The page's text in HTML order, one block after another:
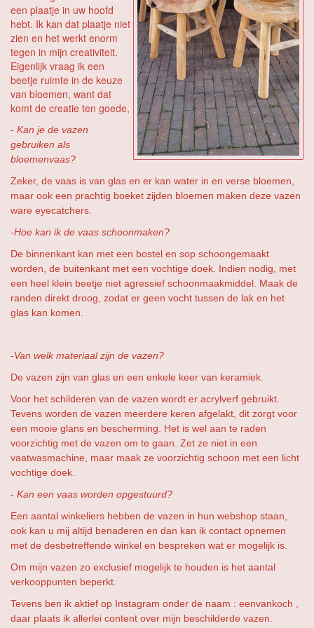
een plaatje in uw hoofd
hebt. Ik kan dat plaatje niet
zien en het werkt enorm
tegen in mijn creativiteit.
Eigenlijk vraag ik een
beetje ruimte in de keuze
van bloemen, want dat
komt de creatie ten goede,
- Kan je de vazen
gebruiken als
bloemenvaas?
Zeker, de vaas is van glas en er kan water in en verse bloemen,
maar ook een prachtig boeket zijden bloemen maken deze vazen
ware eyecatchers.
-Hoe kan ik de vaas schoonmaken?
De binnenkant kan met een bostel en sop schoongemaakt
worden, de buitenkant met een vochtige doek. Indien nodig, met
een heel klein beetje niet agressief schoonmaakmiddel. Maak de
randen direkt droog, zodat er geen vocht tussen de lak en het
glas kan komen.
-Van welk materiaal zijn de vazen?
De vazen zijn van glas en een enkele keer van keramiek.
Voor het schilderen van de vazen wordt er acrylverf gebruikt.
Tevens worden de vazen meerdere keren afgelakt, dit zorgt voor
een mooie glans en bescherming. Het is wel aan te raden
voorzichtig met de vazen om te gaan. Zet ze niet in een
vaatwasmachine, maar maak ze voorzichtig schoon met een licht
vochtige doek.
- Kan een vaas worden opgestuurd?
Een aantal winkeliers hebben de vazen in hun webshop staan,
ook kan u mij altijd benaderen en dan kan ik contact opnemen
met de desbetreffende winkel en bespreken wat er mogelijk is.
Om mijn vazen zo exclusief mogelijk te houden is het aantal
verkooppunten beperkt.
Tevens ben ik aktief op Instagram onder de naam : eenvankoch ,
daar plaats ik allerlei content over mijn beschilderde vazen.